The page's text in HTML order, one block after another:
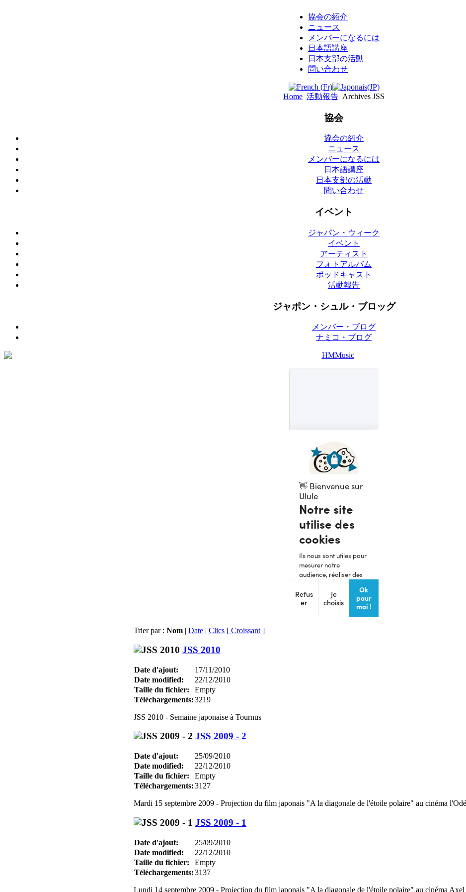
協会の紹介
ニュース
メンバーになるには
日本語講座
日本支部の活動
問い合わせ
Home 活動報告 Archives JSS
協会
協会の紹介
ニュース
メンバーになるには
日本語講座
日本支部の活動
問い合わせ
イベント
ジャパン・ウィーク
イベント
アーティスト
フォトアルバム
ポッドキャスト
活動報告
ジャポン・シュル・ブロッグ
メンバー・ブログ
ナミコ・ブログ
Trier par : Nom | Date| Clics [ Croissant ]
JSS 2010
Date d'ajout:
17/11/2010
Date modified:
22/12/2010
Taille du fichier:
Empty
Téléchargements:3219
JSS 2010 - Semaine japonaise à Tournus
JSS 2009 - 2
Date d'ajout:
25/09/2010
Date modified:
22/12/2010
Taille du fichier:
Empty
Téléchargements:3127
Mardi 15 septembre 2009 - Projection du film japonais "A la diagonale de l'étoile polaire" au cinéma
JSS 2009 - 1
Date d'ajout:
25/09/2010
Date modified:
22/12/2010
Taille du fichier:
Empty
Téléchargements:3137
Lundi 14 septembre 2009 - Projection du film japonais "A la diagonale de l'étoile polaire" au cinéma Axel